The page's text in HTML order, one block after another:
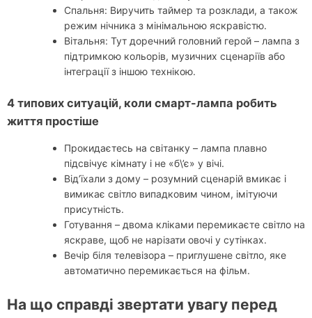
Спальня: Виручить таймер та розклади, а також
режим нічника з мінімальною яскравістю.
Вітальня: Тут доречний головний герой – лампа з
підтримкою кольорів, музичних сценаріїв або
інтеграції з іншою технікою.
4 типових ситуацій, коли смарт-лампа робить
життя простіше
Прокидаєтесь на світанку – лампа плавно
підсвічує кімнату і не «б\’є» у вічі.
Від’їхали з дому – розумний сценарій вмикає і
вимикає світло випадковим чином, імітуючи
присутність.
Готування – двома кліками перемикаєте світло на
яскраве, щоб не нарізати овочі у сутінках.
Вечір біля телевізора – приглушене світло, яке
автоматично перемикається на фільм.
На що справді звертати увагу перед